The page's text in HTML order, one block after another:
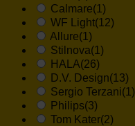
Calmare(1)
WF Light(12)
Allure(1)
Stilnova(1)
HALA(26)
D.V. Design(13)
Sergio Terzani(1)
Philips(3)
Tom Kater(2)